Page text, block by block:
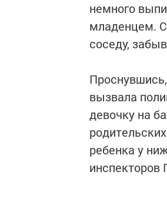
немного
младенцем.
соседу,
вызвала
девочку на
ребенка у
инспекторов